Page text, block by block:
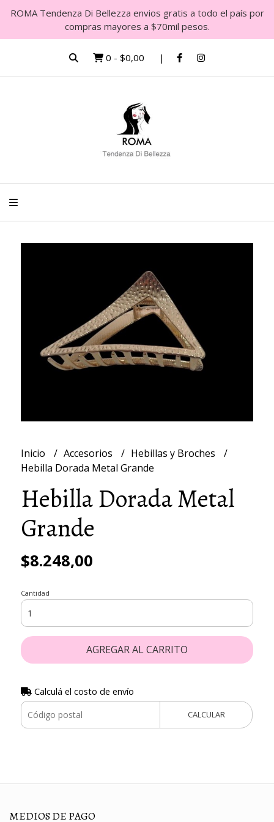
ROMA Tendenza Di Bellezza envios gratis a todo el país por
compras mayores a $70mil pesos.
0 - $0,00
Inicio Accesorios
Hebillas y Broches
Hebilla Dorada Metal Grande
Hebilla Dorada Metal
Grande
$8.248,00
Cantidad
AGREGAR AL CARRITO
Calculá el costo de envío
CALCULAR
MEDIOS DE PAGO